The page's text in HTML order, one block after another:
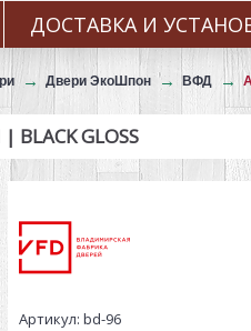
ДОСТАВКА И
Двери ЭкоШпон ВФД
GLOSS
Артикул: bd-96